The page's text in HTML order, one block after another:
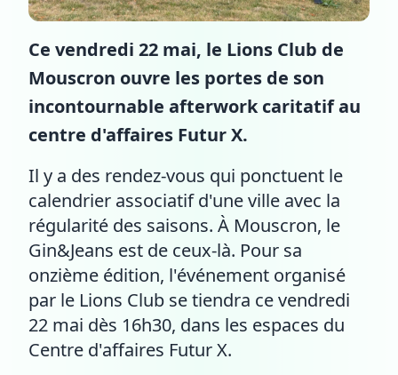
Ce vendredi 22 mai, le Lions Club de
Mouscron ouvre les portes de son
incontournable afterwork caritatif au
centre d'affaires Futur X.
Il y a des rendez-vous qui ponctuent le
calendrier associatif d'une ville avec la
régularité des saisons. À Mouscron, le
Gin&Jeans est de ceux-là. Pour sa
onzième édition, l'événement organisé
par le Lions Club se tiendra ce vendredi
22 mai dès 16h30, dans les espaces du
Centre d'affaires Futur X.